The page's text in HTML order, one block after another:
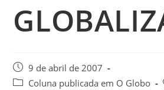
9 de abril de 2007
Coluna publicada em O Globo